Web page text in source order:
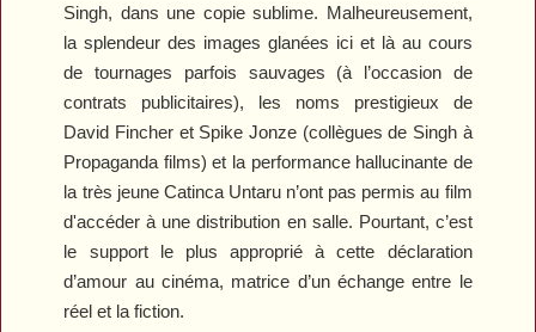
Singh, dans une copie sublime. Malheureusement,
la splendeur des images glanées ici et là au cours
de tournages parfois sauvages (à l’occasion de
contrats publicitaires), les noms prestigieux de
David Fincher et Spike Jonze (collègues de Singh à
Propaganda films) et la performance hallucinante de
la très jeune Catinca Untaru n’ont pas permis au film
d'accéder à une distribution en salle. Pourtant, c’est
le support le plus approprié à cette déclaration
d’amour au cinéma, matrice d’un échange entre le
réel et la fiction.